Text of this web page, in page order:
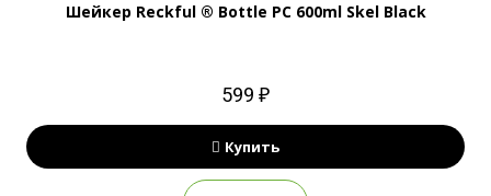
Шейкер Reckful ® Bottle PC 600ml Skel Black
599 ₽
Купить